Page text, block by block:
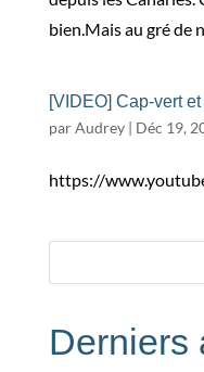
bien.Mais au gré de
[VIDEO] Cap-vert
parAudrey| Déc 19,
https://
Derniers